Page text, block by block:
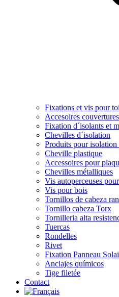
Fixations et vis pour
Accesoires
Fixation d´isolants et
Chevilles d´isolation
Produits pour
Cheville plastique
Accessoires pour
Chevilles métalliques
Vis autoperceuses
Vis pour bois
Tornillos de cabeza
Tornillo cabeza Torx
Tornilleria alta
Tuercas
Rondelles
Rivet
Fixation Panneau
Anclajes químicos
Tige filetée
Contact